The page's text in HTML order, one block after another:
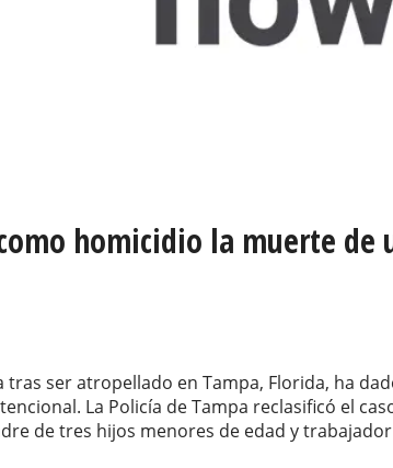
homicidio la muerte
ser atropellado en Tampa, Florida, ha
La Policía de Tampa reclasificó el
de tres hijos menores de edad y